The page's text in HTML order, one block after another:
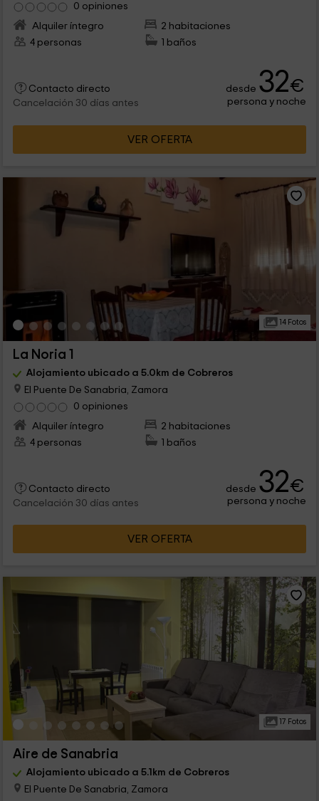
0 opiniones
Alquiler íntegro
2 habitaciones
4 personas
1 baños
Contacto directo
Cancelación 30 días antes
desde 32€
persona y noche
VER OFERTA
14 Fotos
La Noria 1
Alojamiento ubicado a 5.0km de Cobreros
El Puente De Sanabria, Zamora
0 opiniones
Alquiler íntegro
2 habitaciones
4 personas
1 baños
Contacto directo
Cancelación 30 días antes
desde 32€
persona y noche
VER OFERTA
17 Fotos
Aire de Sanabria
Alojamiento ubicado a 5.1km de Cobreros
El Puente De Sanabria, Zamora